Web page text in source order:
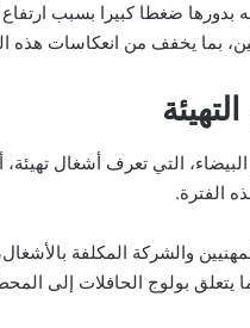
ضغطا كبيرا بسبب
بما يخفف من انعكاسات هذه
التي تعرف أشغال
الفترة.
والشركة المكلفة
بولوج الحافلات إلى